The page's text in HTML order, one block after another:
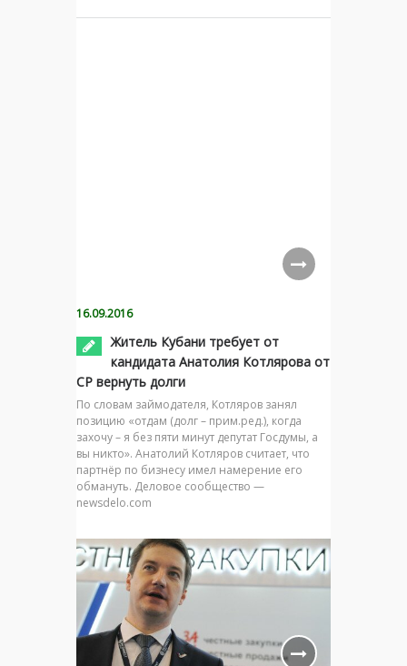
16.09.2016
Житель Кубани требует от
кандидата Анатолия Котлярова от
СР вернуть долги
По словам займодателя, Котляров занял
позицию «отдам (долг – прим.ред.), когда
захочу – я без пяти минут депутат Госдумы, а
вы никто». Анатолий Котляров считает, что
партнёр по бизнесу имел намерение его
обмануть. Деловое сообщество —
newsdelo.com